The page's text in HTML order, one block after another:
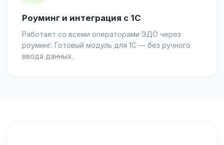
Роуминг и интеграция с 1С
Работает со всеми операторами ЭДО через
роуминг. Готовый модуль для 1С — без ручного
ввода данных.